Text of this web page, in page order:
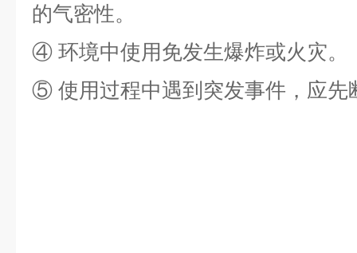
的气密性。
④ 环境中使用免发生爆炸或火灾。
⑤ 使用过程中遇到突发事件，应先